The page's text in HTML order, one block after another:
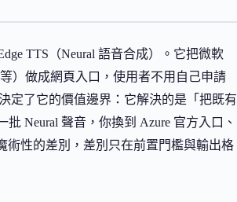
TTS（Neural 語音合成）。它把微軟
）做成網頁入口，使用者不用自己申請
定了它的價值邊界：它解決的是「把既有
Neural 聲音，你換到 Azure 官方入口、
術性的差別，差別只在前置門檻與輸出格